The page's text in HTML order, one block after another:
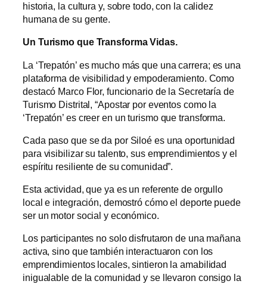
historia, la cultura y, sobre todo, con la calidez
humana de su gente.
Un Turismo que Transforma Vidas.
La ‘Trepatón’ es mucho más que una carrera; es una
plataforma de visibilidad y empoderamiento. Como
destacó Marco Flor, funcionario de la Secretaría de
Turismo Distrital, “Apostar por eventos como la
‘Trepatón’ es creer en un turismo que transforma.
Cada paso que se da por Siloé es una oportunidad
para visibilizar su talento, sus emprendimientos y el
espíritu resiliente de su comunidad”.
Esta actividad, que ya es un referente de orgullo
local e integración, demostró cómo el deporte puede
ser un motor social y económico.
Los participantes no solo disfrutaron de una mañana
activa, sino que también interactuaron con los
emprendimientos locales, sintieron la amabilidad
inigualable de la comunidad y se llevaron consigo la